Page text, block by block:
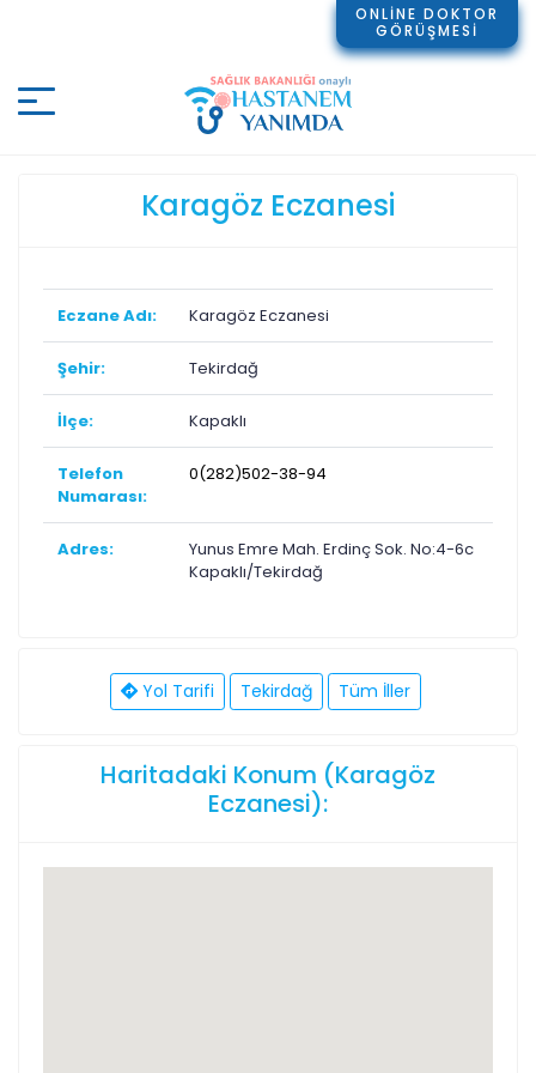
Karagöz Eczanesi
Eczane Adı: Karagöz Eczanesi
Şehir: Tekirdağ
İlçe: Kapaklı
Telefon
Numarası:
0(282)502-38-94
Adres:
Yunus Emre Mah. Erdinç Sok. No:4-6c
Kapaklı/Tekirdağ
Yol Tarifi Tekirdağ Tüm İller
Haritadaki Konum (Karagöz
Eczanesi):
ONLİNE DOKTOR
GÖRÜŞMESİ